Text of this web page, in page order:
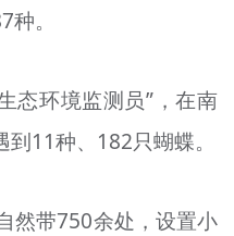
。
态环境监测员”，在南
11种、182只蝴蝶。
然带750余处，设置小